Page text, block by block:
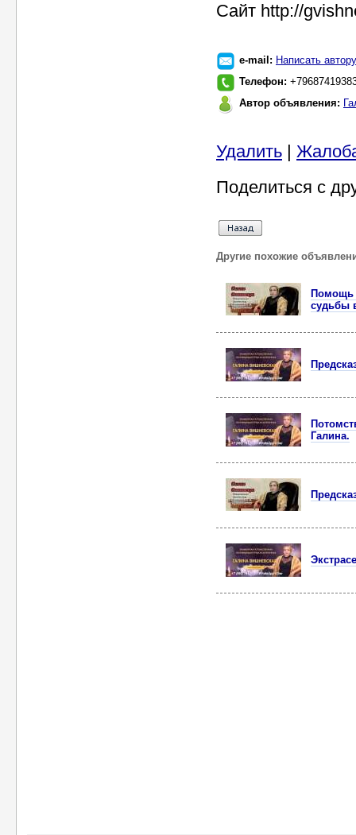
Сайт http://
e-mail: Написать автору
Телефон:
Автор объявления:
Удалить |
Поделиться с
Другие похожие
Помощь
судьбы
Галина.